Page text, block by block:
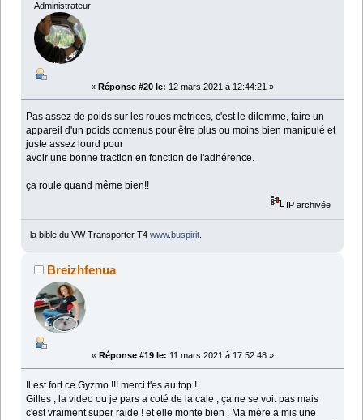
Administrateur
« Réponse #20 le: 12 mars 2021 à 12:44:21 »
Pas assez de poids sur les roues motrices, c'est le dilemme, faire un
appareil d'un poids contenus pour être plus ou moins bien manipulé et
juste assez lourd pour
avoir une bonne traction en fonction de l'adhérence.
ça roule quand même bien!!
IP archivée
la bible du VW Transporter T4 www.buspirit.
Breizhfenua
« Réponse #19 le: 11 mars 2021 à 17:52:48 »
Il est fort ce Gyzmo !!! merci t'es au top !
Gilles , la video ou je pars a coté de la cale , ça ne se voit pas mais
c'est vraiment super raide ! et elle monte bien . Ma mère a mis une